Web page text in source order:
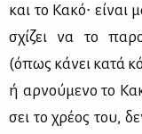
και το Κα­κό∙ εί­ναι
σχί­ζει να το
(όπως κά­νει κα­τά
ή αρ­νού­με­νο το
σει το χρέ­ος του,